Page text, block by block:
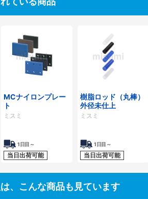
MCナイロンプレー
ト
ミスミ
1日目～
当日出荷可能
樹脂ロッド（丸棒）
外径未仕上
ミスミ
1日目～
当日出荷可能
、こんな商品も見ています